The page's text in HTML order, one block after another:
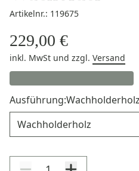
Artikelnr.: 119675
229,00 €
inkl. MwSt und zzgl. Versand
Ausführung:Wachholderholz